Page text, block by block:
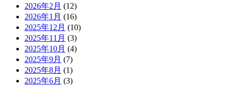
2026年2月 (12)
2026年1月 (16)
2025年12月 (10)
2025年11月 (3)
2025年10月 (4)
2025年9月 (7)
2025年8月 (1)
2025年6月 (3)